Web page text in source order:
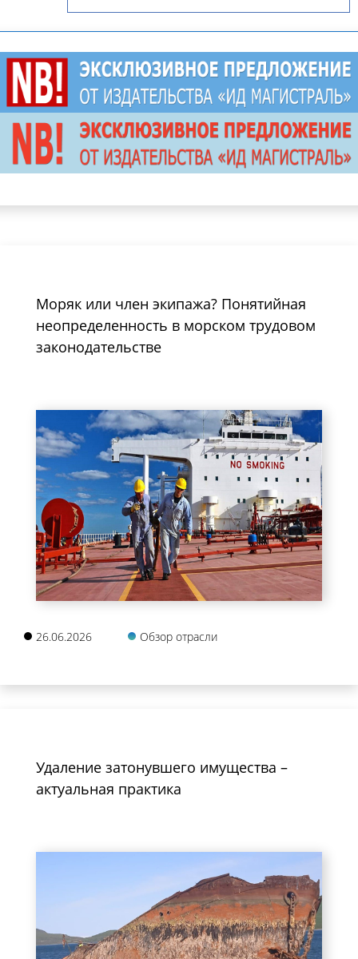
Моряк или член экипажа? Понятийная
неопределенность в морском трудовом
законодательстве
26.06.2026 Обзор отрасли
Удаление затонувшего имущества –
актуальная практика